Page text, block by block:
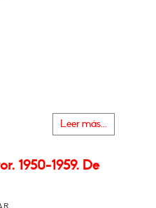
Leer más...
1950-1959. De